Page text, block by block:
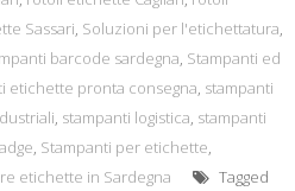
Sassari, Soluzioni per l'etichettatura,
barcode sardegna, Stampanti ed
etichette pronta consegna, stampanti
, stampanti logistica, stampanti
, Stampanti per etichette,
etichette in Sardegna
Tagged